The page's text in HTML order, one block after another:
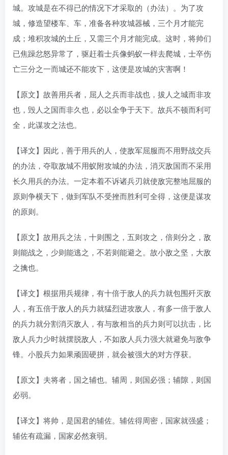
城。攻城是在不得已的情况下才采取的（办法）。为了攻
城，修造望楼车、车，准备各种攻城器械，三个月才能完
成；堆积攻城的土丘，又需三个月才能完成。这时，将帅们
已焦躁忿怒异常了，驱赶着士兵像蚂蚁一样去爬城，士卒伤
亡三分之一而城还不能攻下，这便是攻城的灾害啊！
【原文】故善用兵者，屈人之兵而非战也，拔人之城而非攻
也，毁人之国而非久也，必以全争于天下。故兵不顿而利可
全，此谋攻之法也。
【译文】因此，善于用兵的人，使敌军屈服而不用野战交兵
的办法，夺取敌城不用蚁附攻城的办法，消灭敌国而不采用
长久用兵的办法。一定本着不诉诸兵刃就使敌完整地屈服的
原则争横天下，做到军队不受挫而胜利可全得，这便是谋攻
的原则。
【原文】故用兵之法，十则围之，五则攻之，倍则分之，敌
则能战之，少则能逃之，不若则能避之。故小敌之坚，大敌
之擒也。
【译文】根据用兵规律，有十倍于敌人的兵力就包围歼灭敌
人，有五倍于敌人的兵力就猛烈进攻敌人，有多一倍于敌人
的兵力就分割消灭敌人，有与敌相当的兵力则可以抗击，比
敌人兵力少时就摆脱敌人，不如敌人兵力强大就避免与敌争
锋。小股兵力如果顽固硬拼，就会被强大的对方俘获。
【原文】夫将者，国之辅也。辅周，则国必强；辅隙，则国
必弱。
【译文】将帅，是国君的辅佐。辅佐得周密，国家就强盛；
辅佐有疏漏，国家必然衰弱。